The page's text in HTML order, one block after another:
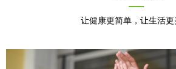
让健康更简单，让生活更